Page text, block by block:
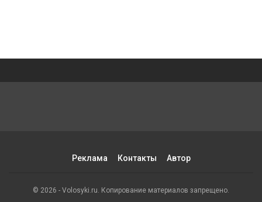
Реклама Контакты Автор
© 2026 - Volosyki.ru. Копирование материалов запрещено.